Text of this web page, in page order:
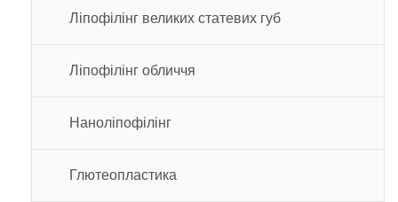
Ліпофілінг великих статевих губ
Ліпофілінг обличчя
Наноліпофілінг
Глютеопластика